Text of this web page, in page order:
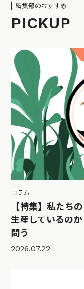
編集部のおすすめ
PICKUP
コラム
【特集】私たち
生産しているの
問う
2026.07.22